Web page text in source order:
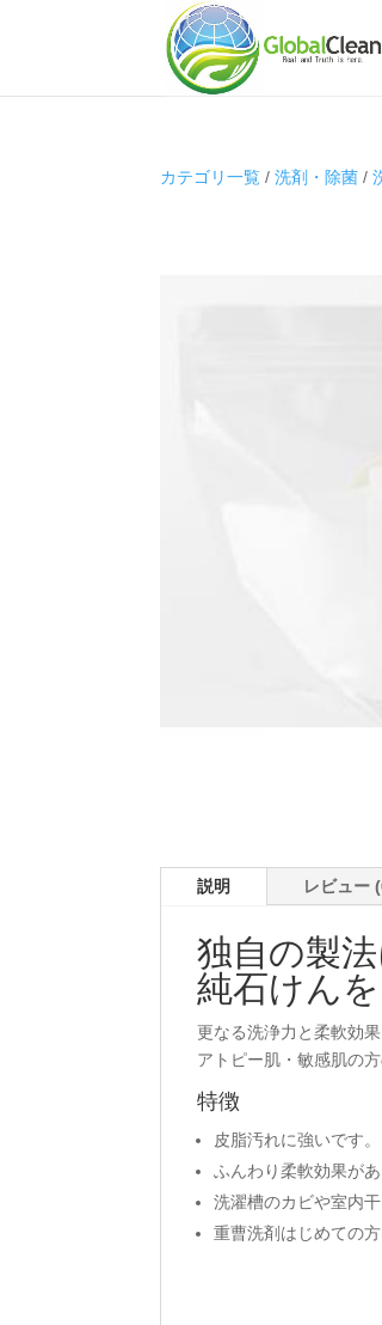
カテゴリ一覧 /洗剤・除菌 /
説明 レビュー
独自の製
純石けん
更なる洗浄力と柔軟効
アトピー肌・敏感肌の
特徴
皮脂汚れに強いです。
ふんわり柔軟効果があ
洗濯槽のカビや室内
重曹洗剤はじめての方